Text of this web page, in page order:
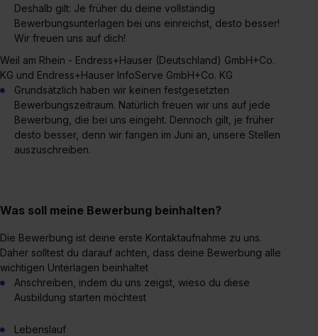
Deshalb gilt: Je früher du deine vollständig
Bewerbungsunterlagen bei uns einreichst, desto besser!
Wir freuen uns auf dich!
Weil am Rhein - Endress+Hauser (Deutschland) GmbH+Co.
KG und Endress+Hauser InfoServe GmbH+Co. KG
Grundsätzlich haben wir keinen festgesetzten
Bewerbungszeitraum. Natürlich freuen wir uns auf jede
Bewerbung, die bei uns eingeht. Dennoch gilt, je früher
desto besser, denn wir fangen im Juni an, unsere Stellen
auszuschreiben.
Was soll meine Bewerbung beinhalten?
Die Bewerbung ist deine erste Kontaktaufnahme zu uns.
Daher solltest du darauf achten, dass deine Bewerbung alle
wichtigen Unterlagen beinhaltet
Anschreiben, indem du uns zeigst, wieso du diese
Ausbildung starten möchtest
Lebenslauf